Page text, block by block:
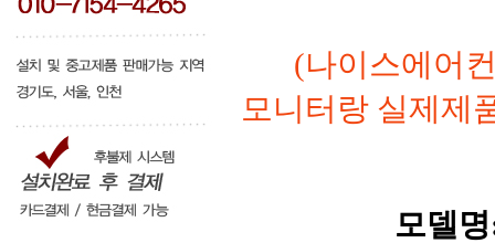
(나이스에어
모니터랑 실제제
모델